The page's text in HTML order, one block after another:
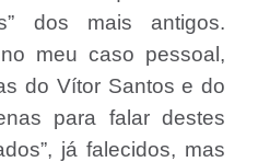
dos mais antigos.
meu caso pessoal,
do Vítor Santos e do
para falar destes
já falecidos, mas